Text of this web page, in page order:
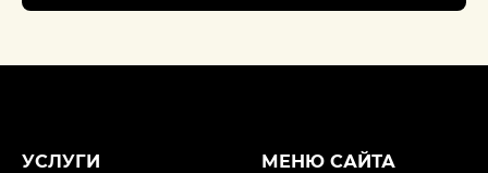
УСЛУГИ МЕНЮ САЙТА